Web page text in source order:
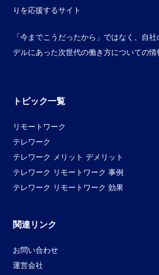
りを応援するサイト
「今までこうだったから」ではなく、自
デルにあった次世代の働き方についての情
トピック一覧
リモートワーク
テレワーク
テレワーク メリット デメリット
テレワーク リモートワーク 事例
テレワーク リモートワーク 効果
関連リンク
お問い合わせ
運営会社